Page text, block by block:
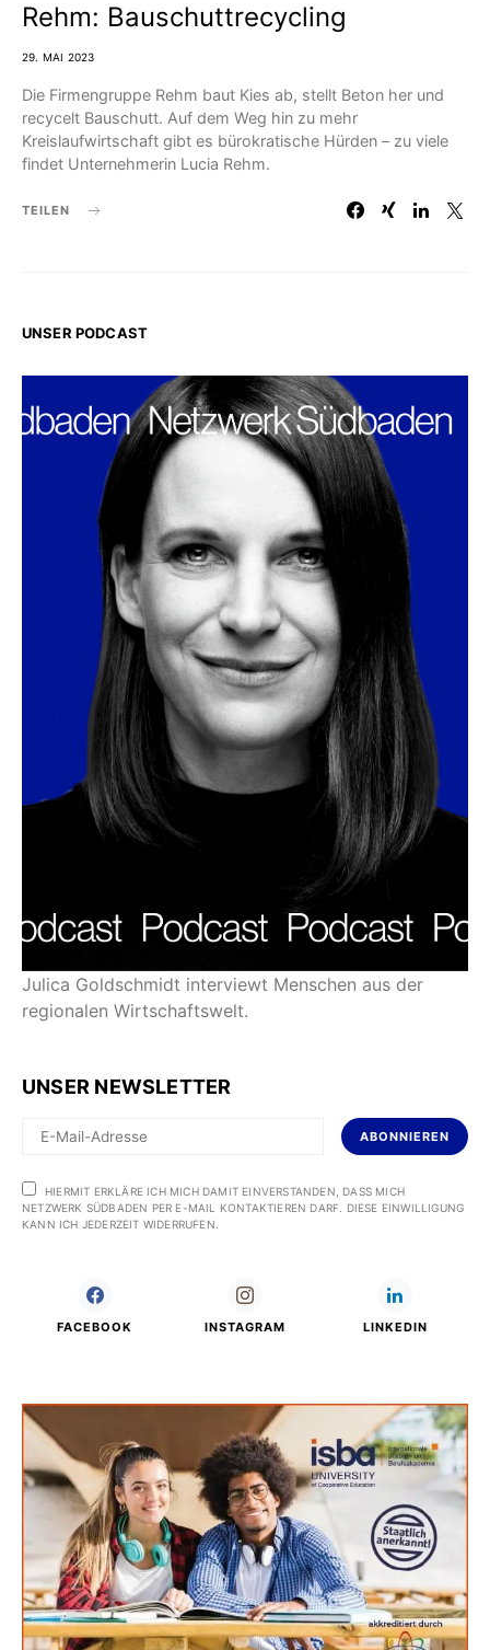
Rehm: Bauschuttrecycling
29. MAI 2023
Die Firmengruppe Rehm baut Kies ab, stellt Beton her und
recycelt Bauschutt. Auf dem Weg hin zu mehr
Kreislaufwirtschaft gibt es bürokratische Hürden – zu viele
findet Unternehmerin Lucia Rehm.
TEILEN
UNSER PODCAST
Julica Goldschmidt interviewt Menschen aus der
regionalen Wirtschaftswelt.
UNSER NEWSLETTER
ABONNIEREN
HIERMIT ERKLÄRE ICH MICH DAMIT EINVERSTANDEN, DASS MICH
NETZWERK SÜDBADEN PER E-MAIL KONTAKTIEREN DARF. DIESE EINWILLIGUNG
KANN ICH JEDERZEIT WIDERRUFEN.
FACEBOOK INSTAGRAM LINKEDIN